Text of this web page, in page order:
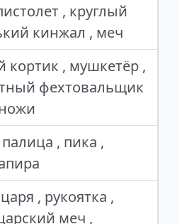
, круглый
кинжал , меч
кортик , мушкетёр ,
фехтовальщик
, пика ,
, рукоятка ,
меч ,